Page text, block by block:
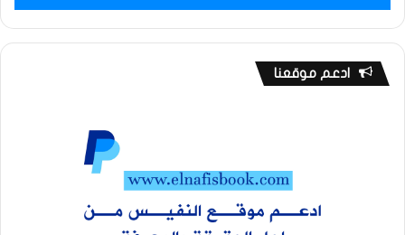
ادعم موقعنا